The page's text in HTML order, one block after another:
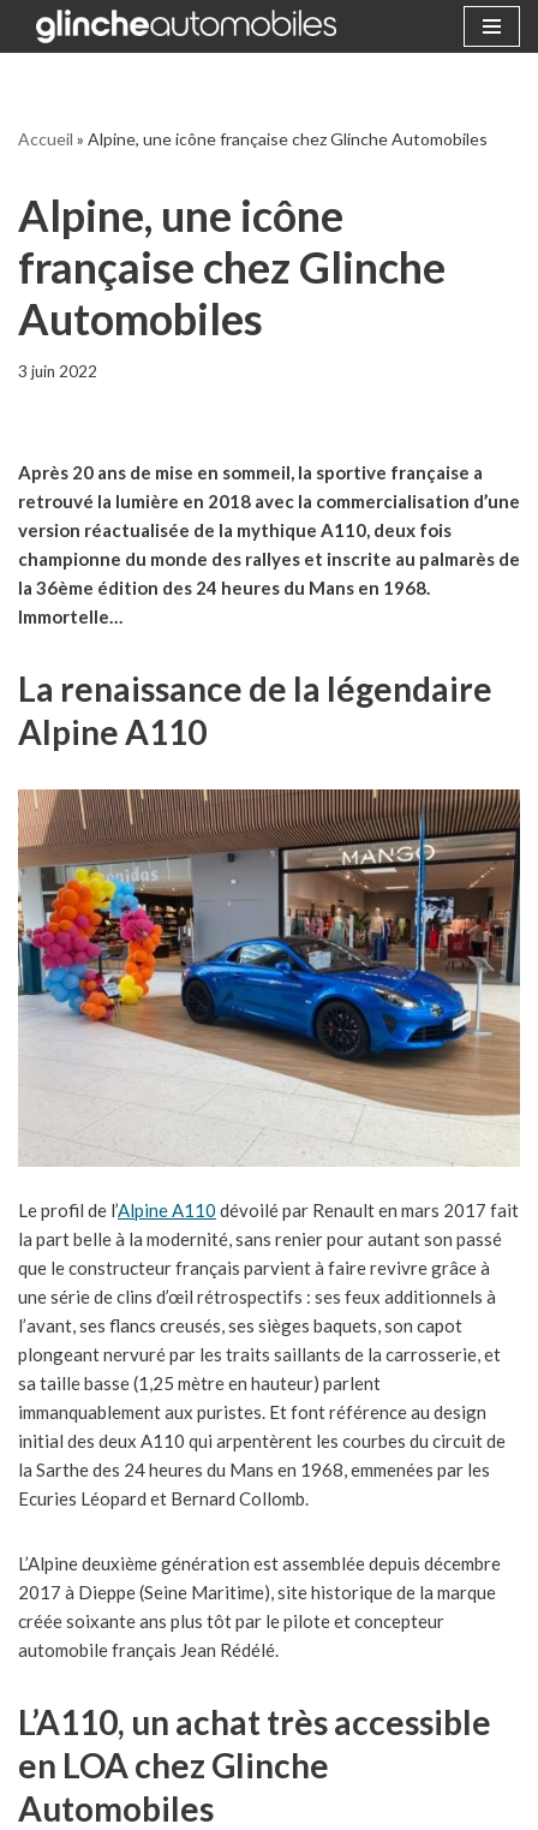
Accueil » Alpine, une icône française chez Glinche Automobiles
Alpine, une icône
française chez Glinche
Automobiles
3 juin 2022
Après 20 ans de mise en sommeil, la sportive française a
retrouvé la lumière en 2018 avec la commercialisation d’une
version réactualisée de la mythique A110, deux fois
championne du monde des rallyes et inscrite au palmarès de
la 36ème édition des 24 heures du Mans en 1968.
Immortelle…
La renaissance de la légendaire
Alpine A110
Le profil de l’Alpine A110 dévoilé par Renault en mars 2017 fait
la part belle à la modernité, sans renier pour autant son passé
que le constructeur français parvient à faire revivre grâce à
une série de clins d’œil rétrospectifs : ses feux additionnels à
l’avant, ses flancs creusés, ses sièges baquets, son capot
plongeant nervuré par les traits saillants de la carrosserie, et
sa taille basse (1,25 mètre en hauteur) parlent
immanquablement aux puristes. Et font référence au design
initial des deux A110 qui arpentèrent les courbes du circuit de
la Sarthe des 24 heures du Mans en 1968, emmenées par les
Ecuries Léopard et Bernard Collomb.
L’Alpine deuxième génération est assemblée depuis décembre
2017 à Dieppe (Seine Maritime), site historique de la marque
créée soixante ans plus tôt par le pilote et concepteur
automobile français Jean Rédélé.
L’A110, un achat très accessible
en LOA chez Glinche
Automobiles